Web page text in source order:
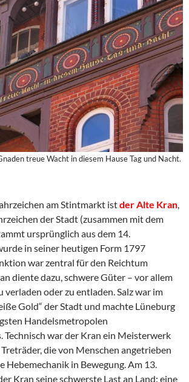
treue Wacht in diesem Hause Tag und Nacht.
am Stintmarkt istder Alte Kran,
der Stadt (zusammen mit dem
ursprünglich aus dem 14.
in seiner heutigen Form 1797
war zentral für den Reichtum
diente dazu, schwere Güter – vor allem
verladen oder zu entladen. Salz war im
Gold“ der Stadt und machte Lüneburg
Handelsmetropolen
Technisch war der Kran ein Meisterwerk
die von Menschen angetrieben
Hebemechanik in Bewegung. Am 13.
Kran seine schwerste Last an Land: eine